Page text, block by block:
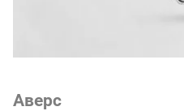
Аверс